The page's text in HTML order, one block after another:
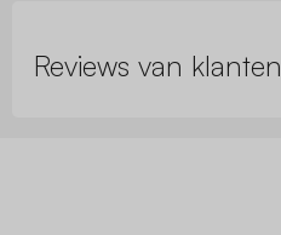
Reviews van klanten